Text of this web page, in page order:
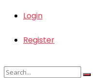
Login
Register